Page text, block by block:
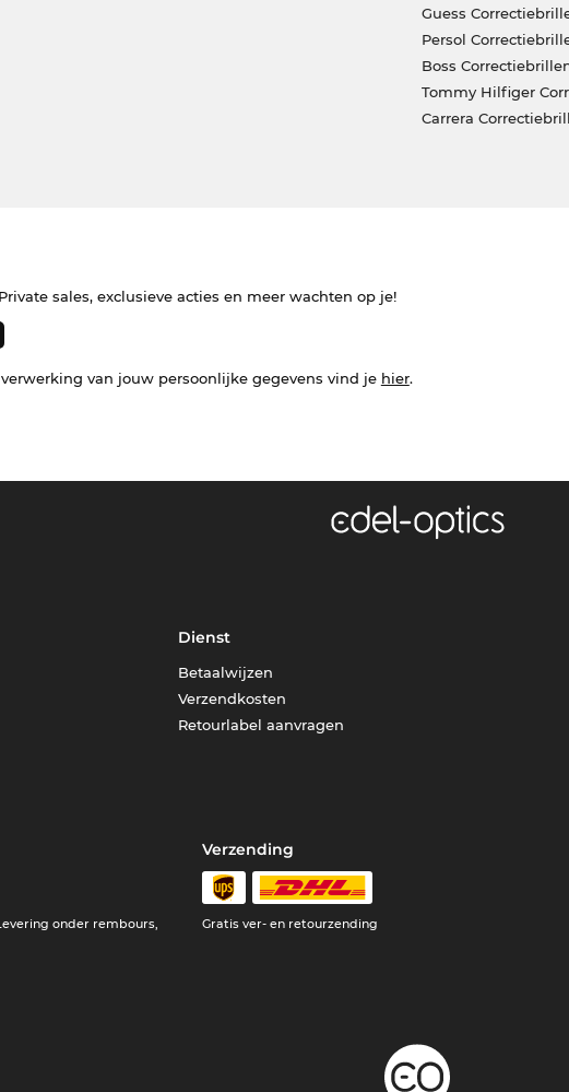
Guess
Persol
Boss
Tommy Hilfiger
Carrera
sales, exclusieve acties en meer wachten op je!
van jouw persoonlijke gegevens vind je hier.
Dienst
Betaalwijzen
Verzendkosten
Retourlabel aanvragen
onder rembours,
Verzending
Gratis ver- en retourzending